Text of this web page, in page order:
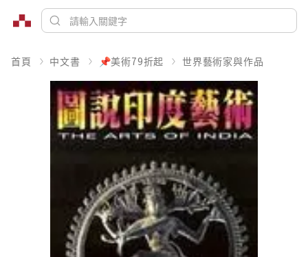
首頁 中文書 📌美術79折起 世界藝術家與作品